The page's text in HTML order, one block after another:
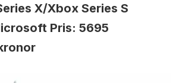
X/Xbox Series S
Pris: 5695